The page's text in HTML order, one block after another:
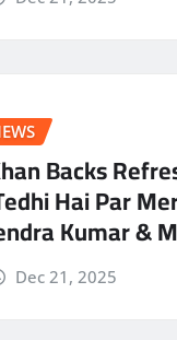
Backs
Hai Par
Kumar &
Dec 21, 2025